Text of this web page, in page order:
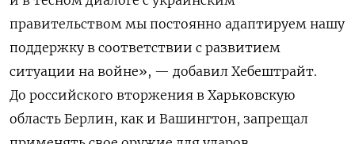
правительством мы постоянно адаптируем нашу
поддержку в соответствии с развитием
ситуации на войне», — добавил Хебештрайт.
До российского вторжения в Харьковскую
область Берлин, как и Вашингтон, запрещал